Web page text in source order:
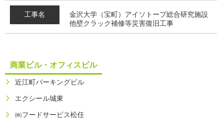
工事名
金沢大学（宝町）アイソトープ総合研究施設
他壁クラック補修等災害復旧工事
商業ビル・オフィスビル
近江町パーキングビル
エクシール城東
㈱フードサービス松任